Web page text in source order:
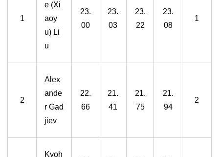
1
e (Xi
aoy
u) Li
u
23.
00
23.
03
23.
22
23.
08
1
2
Alex
ande
r Gad
jiev
22.
66
21.
41
21.
75
21.
94
2
Kyoh